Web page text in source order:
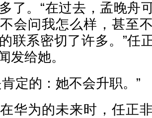
了。“在过去，孟晚舟
会问我怎么样，甚至
联系密切了许多。”任
发给她。
定的：她不会升职。”
华为的未来时，任正